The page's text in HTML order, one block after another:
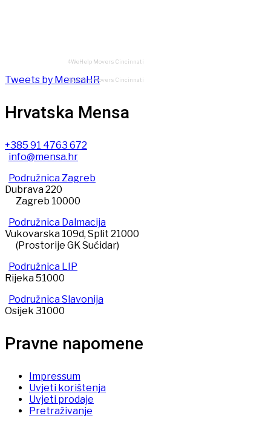
4WeHelp Movers Cincinnati
Tweets by MensaHR4WeHelp Movers Cincinnati
Hrvatska Mensa
+385 91 4763 672
info@mensa.hr
Podružnica Zagreb
Dubrava 220
Zagreb 10000
Podružnica Dalmacija
Vukovarska 109d, Split 21000
(Prostorije GK Sućidar)
Podružnica LIP
Rijeka 51000
Podružnica Slavonija
Osijek 31000
Pravne napomene
Impressum
Uvjeti korištenja
Uvjeti prodaje
Pretraživanje